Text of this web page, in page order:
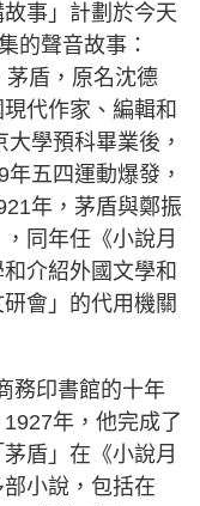
事」計劃於今天
的聲音故事：
茅盾，原名沈德
代作家、編輯和
學預科畢業後，
五四運動爆發，
年，茅盾與鄭振
同年任《小說月
介紹外國文學和
會」的代用機關
務印書館的十年
年，他完成了
盾」在《小說月
小說，包括在